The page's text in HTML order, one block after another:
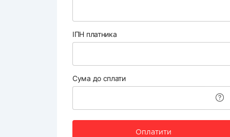
ІПН платника
Сума до сплати
Оплатити